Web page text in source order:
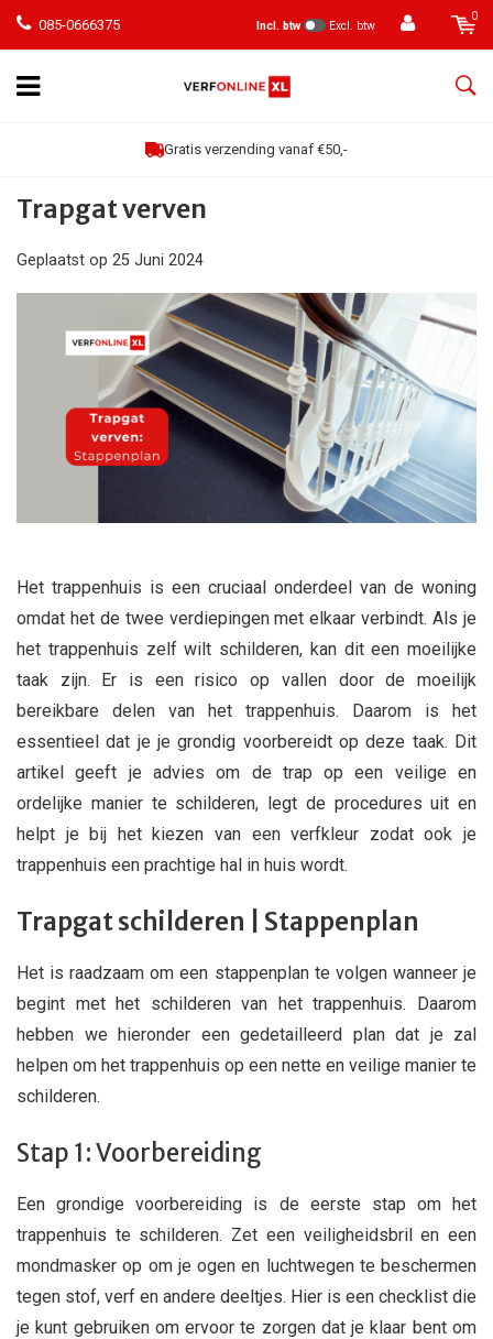
085-0666375 Incl. btw Excl. btw
0
Gratis verzending vanaf €50,-
Trapgat verven
Geplaatst op 25 Juni 2024
Het trappenhuis is een cruciaal onderdeel van de woning
omdat het de twee verdiepingen met elkaar verbindt. Als je
het trappenhuis zelf wilt schilderen, kan dit een moeilijke
taak zijn. Er is een risico op vallen door de moeilijk
bereikbare delen van het trappenhuis. Daarom is het
essentieel dat je je grondig voorbereidt op deze taak. Dit
artikel geeft je advies om de trap op een veilige en
ordelijke manier te schilderen, legt de procedures uit en
helpt je bij het kiezen van een verfkleur zodat ook je
trappenhuis een prachtige hal in huis wordt.
Trapgat schilderen | Stappenplan
Het is raadzaam om een stappenplan te volgen wanneer je
begint met het schilderen van het trappenhuis. Daarom
hebben we hieronder een gedetailleerd plan dat je zal
helpen om het trappenhuis op een nette en veilige manier te
schilderen.
Stap 1: Voorbereiding
Een grondige voorbereiding is de eerste stap om het
trappenhuis te schilderen. Zet een veiligheidsbril en een
mondmasker op om je ogen en luchtwegen te beschermen
tegen stof, verf en andere deeltjes. Hier is een checklist die
je kunt gebruiken om ervoor te zorgen dat je klaar bent om